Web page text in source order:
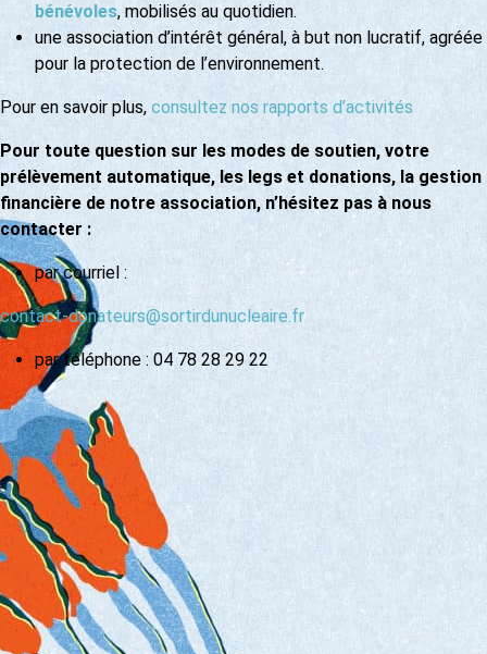
bénévoles, mobilisés au quotidien.
une association d’intérêt général, à but non lucratif, agréée
pour la protection de l’environnement.
Pour en savoir plus, consultez nos rapports d’activités
Pour toute question sur les modes de soutien, votre
prélèvement automatique, les legs et donations, la gestion
financière de notre association, n’hésitez pas à nous
contacter :
par courriel :
contact-donateurs@sortirdunucleaire.fr
par téléphone : 04 78 28 29 22